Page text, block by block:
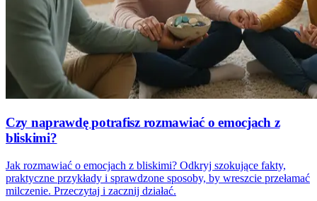
Czy naprawdę potrafisz rozmawiać o emocjach z
bliskimi?
Jak rozmawiać o emocjach z bliskimi? Odkryj szokujące fakty,
praktyczne przykłady i sprawdzone sposoby, by wreszcie przełamać
milczenie. Przeczytaj i zacznij działać.